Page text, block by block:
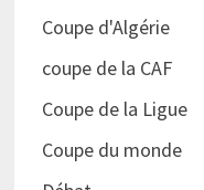
Coupe d'Algérie
coupe de la CAF
Coupe de la Ligue
Coupe du monde